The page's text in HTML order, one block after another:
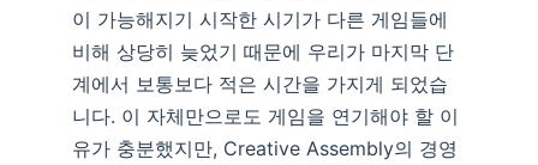
이 가능해지기 시작한 시기가 다른 게임들에
비해 상당히 늦었기 때문에 우리가 마지막 단
계에서 보통보다 적은 시간을 가지게 되었습
니다. 이 자체만으로도 게임을 연기해야 할 이
유가 충분했지만, Creative Assembly의 경영